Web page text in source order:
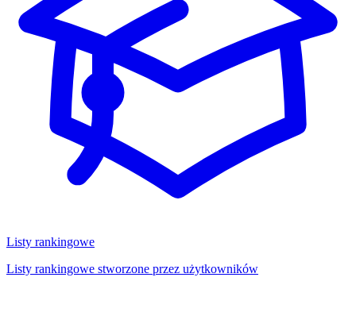
Listy rankingowe
Listy rankingowe stworzone przez użytkowników